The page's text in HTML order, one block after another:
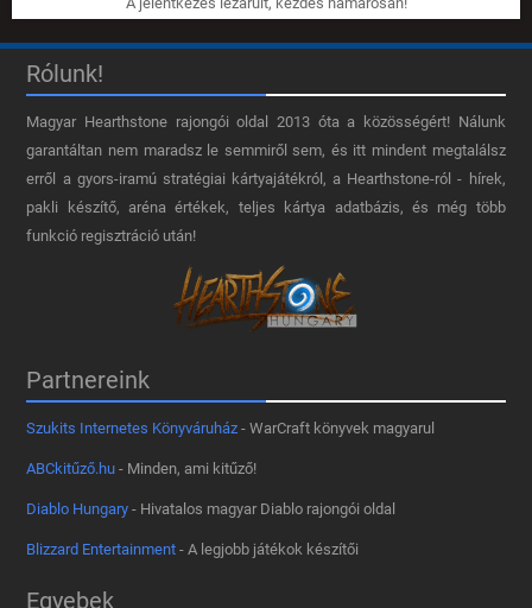
Rólunk!
Magyar Hearthstone​ rajongói oldal 2013 óta a közösségért! Nálunk
garantáltan nem maradsz le semmiről sem, és itt mindent megtalálsz
erről a gyors-iramú stratégiai kártyajátékról, a Hearthstone-ról - hírek,
pakli készítő, aréna értékek, teljes kártya adatbázis, és még több
funkció regisztráció után!
Partnereink
Szukits Internetes Könyváruház - WarCraft könyvek magyarul
ABCkitűző.hu - Minden, ami kitűző!
Diablo Hungary - Hivatalos magyar Diablo rajongói oldal
Blizzard Entertainment - A legjobb játékok készítői
Egyebek